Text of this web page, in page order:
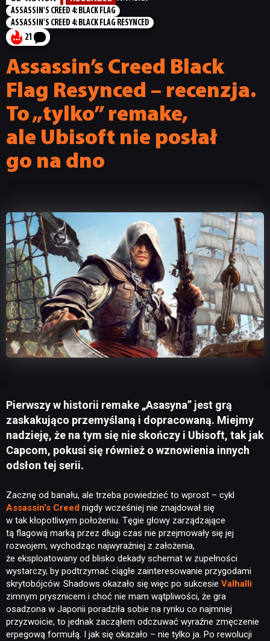
ASSASSIN'S CREED 4: BLACK FLAG
ASSASSIN'S CREED 4: BLACK FLAG RESYNCED
21
Assassin’s Creed Black
Flag Resynced – recenzja.
To „tylko” remake,
ale Ubisoft nie posłał
go na dno
Pierwszy w historii remake „Asasyna” jest grą
zaskakująco przemyślaną i dopracowaną. Miejmy
nadzieję, że na tym się nie skończy i Ubisoft, tak jak
Capcom, pokusi się również o wznowienia innych
odsłon tej serii.
Zacznę od banału, ale trzeba powiedzieć to wprost – cykl
Assassin’s Creed nigdy wcześniej nie znajdował się
w tak kłopotliwym położeniu. Tęgie głowy zarządzające
tą flagową marką przez długi czas nie przejmowały się jej
rozwojem, wychodząc najwyraźniej z założenia,
że eksploatowany od blisko dekady schemat w zupełności
wystarczy, by podtrzymać ciągłe zainteresowanie przygodami
skrytobójców. Shadows okazało się więc po sukcesie Valhalli
zimnym prysznicem i choć nie mam wątpliwości, że gra
osadzona w Japonii poradziła sobie na rynku co najmniej
przyzwoicie, to jednak zacząłem odczuwać wyraźne zmęczenie
erpegową formułą. I jak się okazało – nie tylko ja. Po rewolucji